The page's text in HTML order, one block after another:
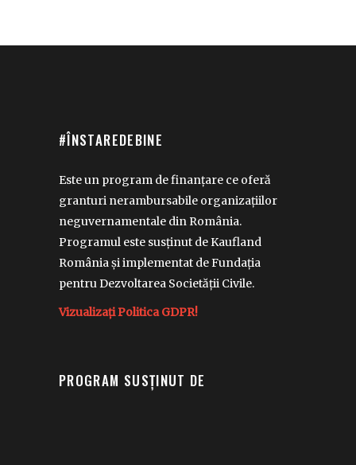
#ÎNSTAREDEBINE
Este un program de finanțare ce oferă
granturi nerambursabile organizațiilor
neguvernamentale din România.
Programul este susținut de Kaufland
România și implementat de Fundația
pentru Dezvoltarea Societății Civile.
Vizualizați Politica GDPR!
PROGRAM SUSȚINUT DE